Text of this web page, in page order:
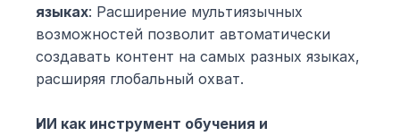
языках: Расширение мультиязычных
возможностей позволит автоматически
создавать контент на самых разных языках,
расширяя глобальный охват.
ИИ как инструмент обучения и